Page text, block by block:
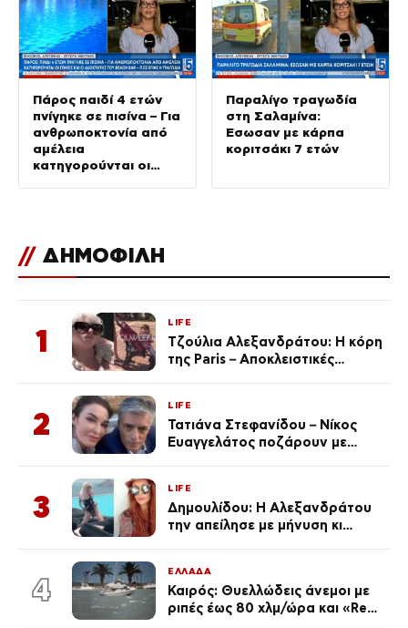
Πάρος παιδί 4 ετών
πνίγηκε σε πισίνα – Για
ανθρωποκτονία από
αμέλεια
κατηγορούνται οι
Παραλίγο τραγωδία
στη Σαλαμίνα:
Έσωσαν με κάρπα
κοριτσάκι 7 ετών
// ΔΗΜΟΦΙΛΗ
1
LIFE
Τζούλια Αλεξανδράτου: Η κόρη
της Paris – Αποκλειστικές
2
LIFE
Τατιάνα Στεφανίδου – Νίκος
Ευαγγελάτος ποζάρουν με
3
LIFE
Δημουλίδου: Η Αλεξανδράτου
την απείλησε με μήνυση κι
ποια είσαι σοκαρίστικα»
4
ΕΛΛΑΔΑ
Καιρός: Θυελλώδεις άνεμοι με
ριπές έως 80 χλμ/ώρα και «Red